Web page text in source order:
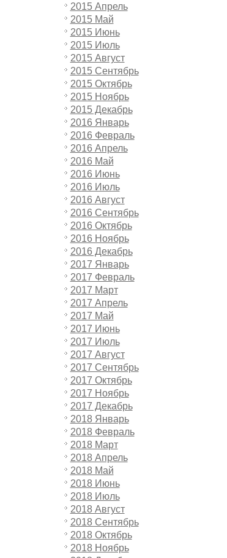
2015 Апрель
2015 Май
2015 Июнь
2015 Июль
2015 Август
2015 Сентябрь
2015 Октябрь
2015 Ноябрь
2015 Декабрь
2016 Январь
2016 Февраль
2016 Апрель
2016 Май
2016 Июнь
2016 Июль
2016 Август
2016 Сентябрь
2016 Октябрь
2016 Ноябрь
2016 Декабрь
2017 Январь
2017 Февраль
2017 Март
2017 Апрель
2017 Май
2017 Июнь
2017 Июль
2017 Август
2017 Сентябрь
2017 Октябрь
2017 Ноябрь
2017 Декабрь
2018 Январь
2018 Февраль
2018 Март
2018 Апрель
2018 Май
2018 Июнь
2018 Июль
2018 Август
2018 Сентябрь
2018 Октябрь
2018 Ноябрь